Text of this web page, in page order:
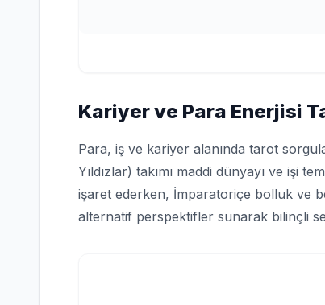
Kariyer ve Para Enerjisi
Para, iş ve kariyer alanında tarot
Yıldızlar) takımı maddi dünyayı ve işi
işaret ederken, İmparatoriçe bolluk ve
alternatif perspektifler sunarak bilinçli